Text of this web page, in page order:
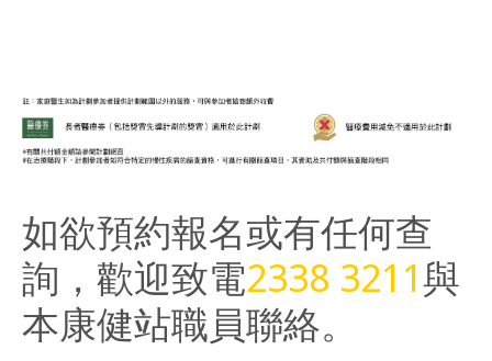
如欲預約報名或有任何查
詢，歡迎致電2338 3211與
本康健站職員聯絡。